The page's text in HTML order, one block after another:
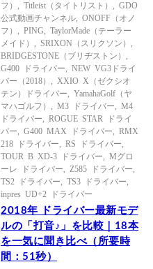
フ） Titleist（タイトリスト）
GDO
公式動画チャンネル
ONOFF（オノ
フ）
PING
TaylorMade（テーラー
メイド）
SRIXON（スリクソン）
BRIDGESTONE（ブリヂストン）
G400 ドライバー
NEW VG3ドライ
バー（2018）
XXIO X（ゼクシオ
テン）ドライバー
YamahaGolf（ヤ
マハゴルフ）
M3 ドライバー
M4
ドライバー
ROGUE STAR ドライ
バー
G400 MAX ドライバー
RMX
218 ドライバー
RS ドライバー
TOUR B XD-3 ドライバー
Mグロ
ーレ ドライバー
Z585 ドライバー
TS2 ドライバー
TS3 ドライバー
inpres UD+2 ドライバー
2018年 ドライバー最新モデ
ルの「打音♪」を比較｜18本
を一気に聞き比べ（所要時
間：51秒）